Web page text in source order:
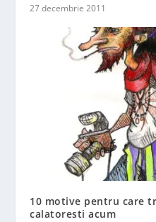
27 decembrie 2011
10 motive pentru care
calatoresti acum